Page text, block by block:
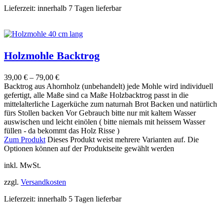
Lieferzeit: innerhalb 7 Tagen lieferbar
Holzmohle Backtrog
39,00 € – 79,00 €
Backtrog aus Ahornholz (unbehandelt) jede Mohle wird individuell
gefertigt, alle Maße sind ca Maße Holzbacktrog passt in die
mittelalterliche Lagerküche zum naturnah Brot Backen und natürlich
fürs Stollen backen Vor Gebrauch bitte nur mit kaltem Wasser
auswischen und leicht einölen ( bitte niemals mit heissem Wasser
füllen - da bekommt das Holz Risse )
Zum Produkt Dieses Produkt weist mehrere Varianten auf. Die
Optionen können auf der Produktseite gewählt werden
inkl. MwSt.
zzgl. Versandkosten
Lieferzeit: innerhalb 5 Tagen lieferbar